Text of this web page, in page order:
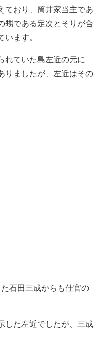
ており、筒井家当主であ
甥である定次とそりが合
ます。
れていた島左近の元に
りましたが、左近はその
石田三成からも仕官の
した左近でしたが、三成